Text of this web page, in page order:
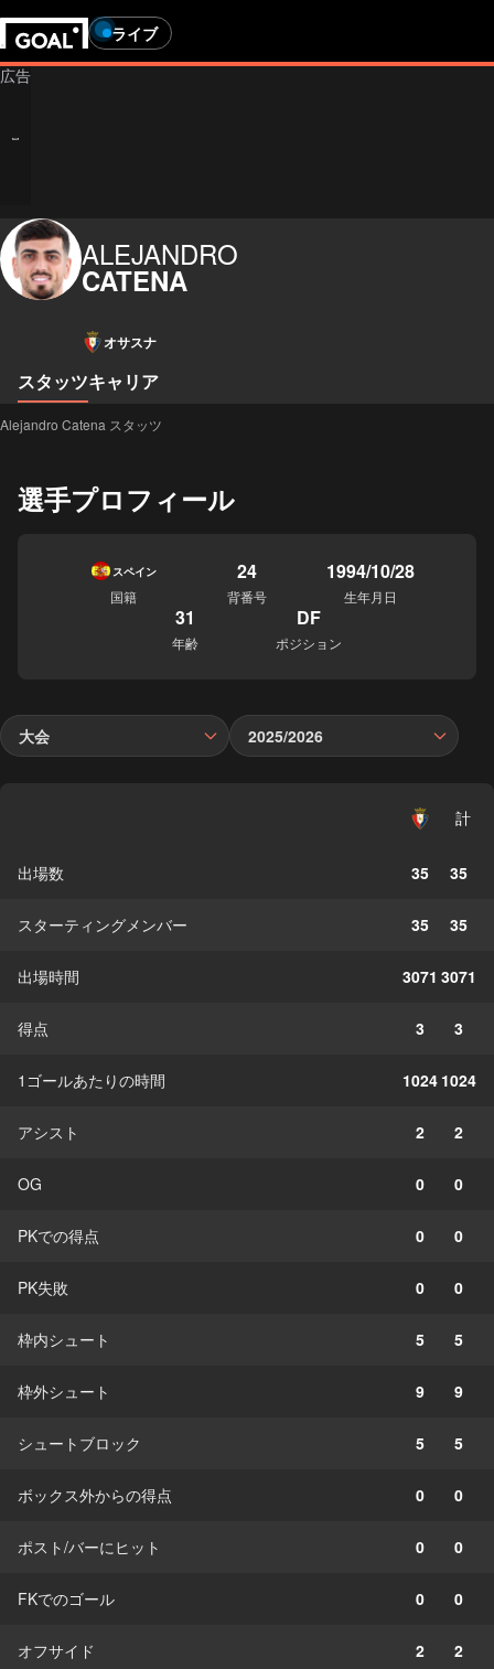
ライブ
ALEJANDRO
CATENA
オサスナ
スタッツキャリア
Alejandro Catena スタッツ
選手プロフィール
スペイン
国籍
24
背番号
1994/10/28
生年月日
31
年齢
DF
ポジション
大会 2025/2026
計
出場数 35 35
スターティングメンバー 35 35
出場時間 3071 3071
得点 3 3
1ゴールあたりの時間 1024 1024
アシスト 2 2
OG 0 0
PKでの得点 0 0
PK失敗 0 0
枠内シュート 5 5
枠外シュート 9 9
シュートブロック 5 5
ボックス外からの得点 0 0
ポスト/バーにヒット 0 0
FKでのゴール 0 0
オフサイド 2 2